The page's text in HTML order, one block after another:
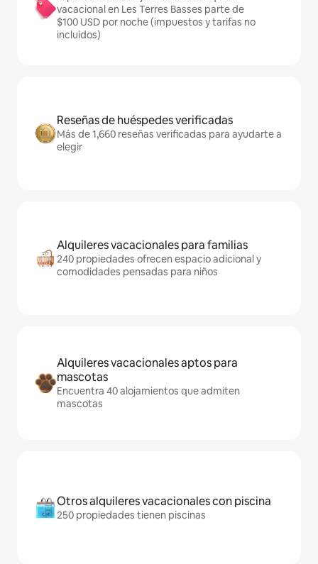
vacacional en Les Terres Basses parte de
$100 USD por noche (impuestos y tarifas no
incluidos)
Reseñas de huéspedes verificadas
Más de 1,660 reseñas verificadas para ayudarte a
elegir
Alquileres vacacionales para familias
240 propiedades ofrecen espacio adicional y
comodidades pensadas para niños
Alquileres vacacionales aptos para
mascotas
Encuentra 40 alojamientos que admiten
mascotas
Otros alquileres vacacionales con piscina
250 propiedades tienen piscinas